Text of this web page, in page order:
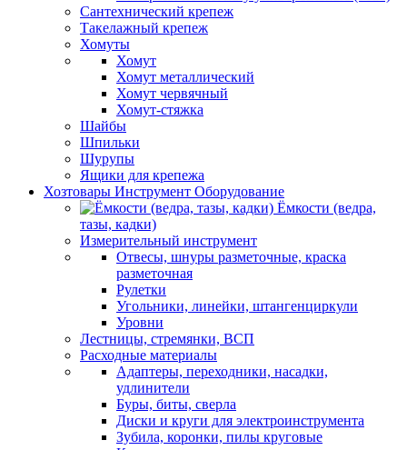
Сантехнический крепеж
Такелажный крепеж
Хомуты
Хомут
Хомут металлический
Хомут червячный
Хомут-стяжка
Шайбы
Шпильки
Шурупы
Ящики для крепежа
Хозтовары Инструмент Оборудование
Ёмкости (ведра,
тазы, кадки)
Измерительный инструмент
Отвесы, шнуры разметочные, краска
разметочная
Рулетки
Угольники, линейки, штангенциркули
Уровни
Лестницы, стремянки, ВСП
Расходные материалы
Адаптеры, переходники, насадки,
удлинители
Буры, биты, сверла
Диски и круги для электроинструмента
Зубила, коронки, пилы круговые